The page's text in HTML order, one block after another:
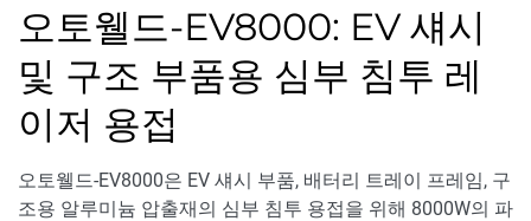
오토웰드-EV8000: EV 섀시
및 구조 부품용 심부 침투 레
이저 용접
오토웰드-EV8000은 EV 섀시 부품, 배터리 트레이 프레임, 구
조용 알루미늄 압출재의 심부 침투 용접을 위해 8000W의 파